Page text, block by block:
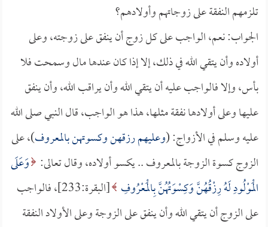
تلزمهم النفقة على زوجاتهم وأولادهم؟
الجواب: نعم، الواجب على كل زوج أن ينفق على زوجته، وعلى
أولاده وأن يتقي الله في ذلك، إلا إذا كان عندها مال وسمحت فلا
بأس، وإلا فالواجب عليه أن يتقي الله وأن يراقب الله، وأن ينفق
عليها وعلى أولادها نفقة مثلها، هذا هو الواجب، قال النبي صلى الله
عليه وسلم في الأزواج: (وعليهم رزقهن وكسوتهن بالمعروف)، على
الزوج كسوة الزوجة بالمعروف .. يكسو أولاده، وقال تعالى: وَعَلَى
الْمَوْلُودِ لَهُ رِزْقُهُنَّ وَكِسْوَتُهُنَّ بِالْمَعْرُوفِ
[البقرة:233]، فالواجب
على الزوج أن يتقي الله وأن ينفق على الزوجة وعلى الأولاد النفقة